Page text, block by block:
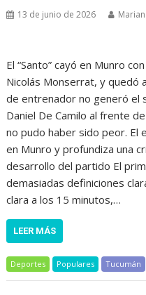
13 de junio de 2026
El “Santo” cayó en Munro
Nicolás Monserrat, y quedó
de entrenador no generó el
Daniel De Camilo al frente
no pudo haber sido peor. El
en Munro y profundiza una
desarrollo del partido El
demasiadas definiciones
clara a los 15 minutos,…
LEER MÁS
Deportes Populares Tucumán